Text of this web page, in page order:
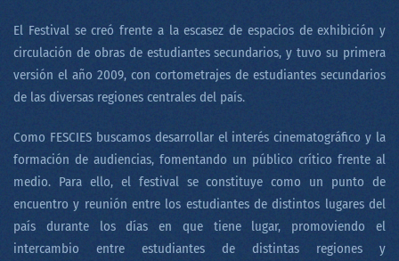
El Festival se creó frente a la escasez de espacios de exhibición y
circulación de obras de estudiantes secundarios, y tuvo su primera
versión el año 2009, con cortometrajes de estudiantes secundarios
de las diversas regiones centrales del país.
Como FESCIES buscamos desarrollar el interés cinematográfico y la
formación de audiencias, fomentando un público crítico frente al
medio. Para ello, el festival se constituye como un punto de
encuentro y reunión entre los estudiantes de distintos lugares del
país durante los días en que tiene lugar, promoviendo el
intercambio entre estudiantes de distintas regiones y